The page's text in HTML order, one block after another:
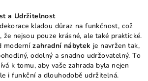
a Udržitelnost
kladou důraz na funkčnost, což
že nejsou pouze krásné, ale také praktické.
modernízahradní nábytek je navržen tak,
odolný a snadno udržovatelný. To
k tomu, aby vaše zahrada byla nejen
i funkční a dlouhodobě udržitelná.